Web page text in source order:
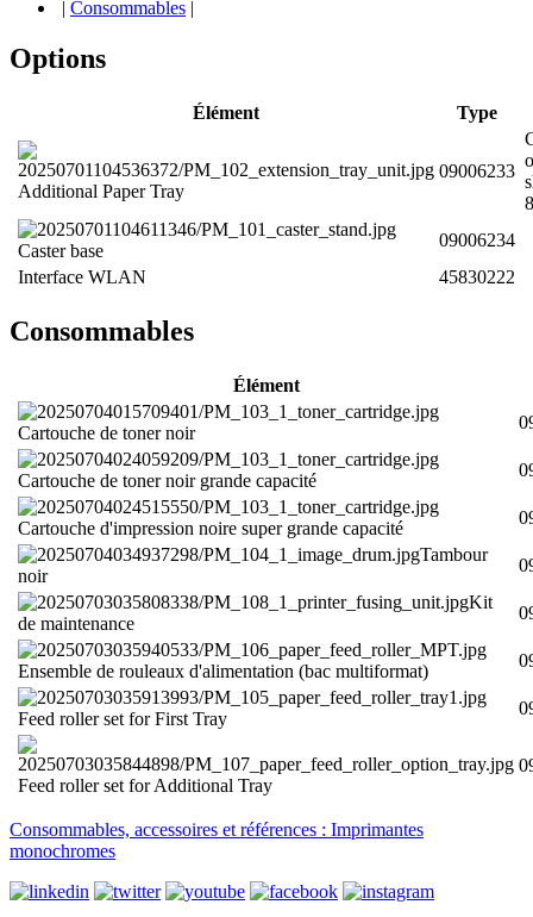
| Consommables |
Options
Élément Type
Additional Paper Tray
09006233
Caster base
09006234
Interface WLAN
45830222
Consommables
Élément
Cartouche de toner noir
Cartouche de toner noir grande capacité
Cartouche d'impression noire super grande capacité
Tambour
noir
Kit
de maintenance
Ensemble de rouleaux d'alimentation (bac multiformat)
Feed roller set for First Tray
Feed roller set for Additional Tray
Consommables, accessoires et références : Imprimantes
monochromes